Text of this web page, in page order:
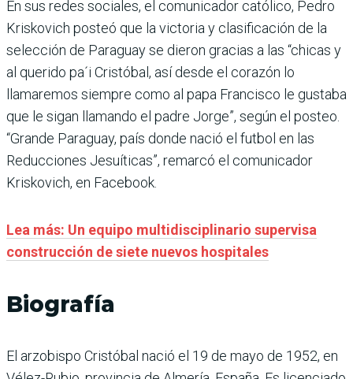
En sus redes sociales, el comunicador católico, Pedro
Kriskovich posteó que la victoria y clasificación de la
selección de Paraguay se dieron gracias a las “chicas y
al querido pa´i Cristóbal, así desde el corazón lo
llamaremos siempre como al papa Francisco le gustaba
que le sigan llamando el padre Jorge”, según el posteo.
“Grande Paraguay, país donde nació el futbol en las
Reducciones Jesuíticas”, remarcó el comunicador
Kriskovich, en Facebook.
Lea más: Un equipo multidisciplinario supervisa
construcción de siete nuevos hospitales
Biografía
El arzobispo Cristóbal nació el 19 de mayo de 1952, en